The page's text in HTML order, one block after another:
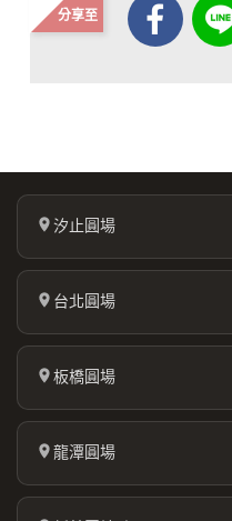
分享至
汐止圓場
台北圓場
板橋圓場
龍潭圓場